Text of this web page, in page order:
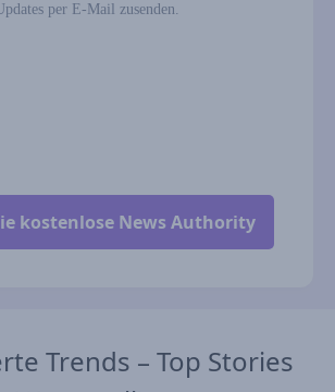
per E‑Mail zusenden.
Trends – Top Stories